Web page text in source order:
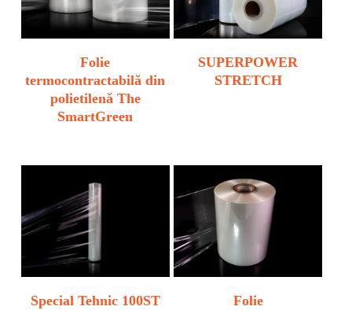
Folie
termocontractabilă din
polietilenă The
SmartGreen
SUPERPOWER
STRETCH
Special Tehnic 100ST
Folie